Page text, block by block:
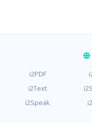
i2PDF
i2Text
i2Speak